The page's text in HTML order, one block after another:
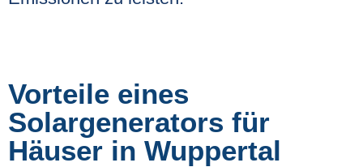
Vorteile eines
Solargenerators für
Häuser in Wuppertal